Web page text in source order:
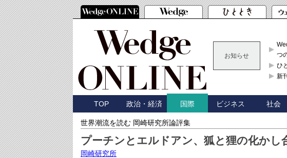
お知らせ
つ
ひ
新
TOP 政治・経済 国際 ビジネス 社会
世界潮流を読む 岡崎研究所論評集
プーチンとエルドアン、狐と狸の化かし
岡崎研究所